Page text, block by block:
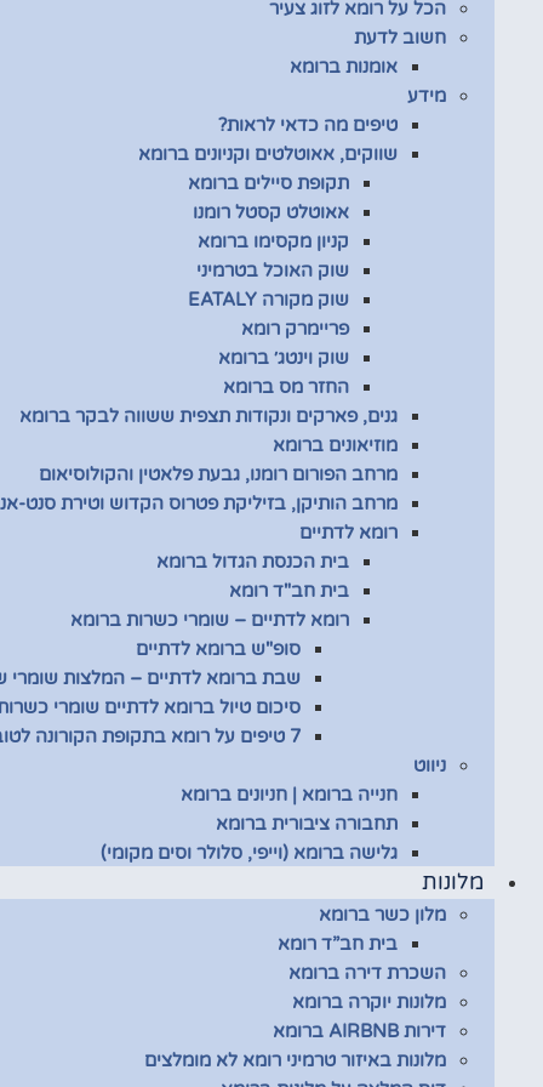
הכל על רומא לזוג צעיר
חשוב לדעת
אומנות ברומא
מידע
טיפים מה כדאי לראות?
שווקים, אאוטלטים וקניונים ברומא
תקופת סיילים ברומא
אאוטלט קסטל רומנו
קניון מקסימו ברומא
שוק האוכל בטרמיני
שוק מקורה EATALY
פריימרק רומא
שוק וינטג׳ ברומא
החזר מס ברומא
גנים, פארקים ונקודות תצפית ששווה לבקר ברומא
מוזיאונים ברומא
מרחב הפורום רומנו, גבעת פלאטין והקולוסיאום
מרחב הותיקן, בזיליקת פטרוס הקדוש וטירת סנט-
רומא לדתיים
בית הכנסת הגדול ברומא
בית חב"ד רומא
רומא לדתיים – שומרי כשרות ברומא
סופ"ש ברומא לדתיים
שבת ברומא לדתיים – המלצות שומרי
סיכום טיול ברומא לדתיים שומרי
7 טיפים על רומא בתקופת הקורונה לטובת שומרי כשרות
ניווט
חנייה ברומא | חניונים ברומא
תחבורה ציבורית ברומא
גלישה ברומא (וייפי, סלולר וסים מקומי)
מלונות
מלון כשר ברומא
בית חב”ד רומא
השכרת דירה ברומא
מלונות יוקרה ברומא
דירות AIRBNB ברומא
מלונות באיזור טרמיני רומא לא מומלצים